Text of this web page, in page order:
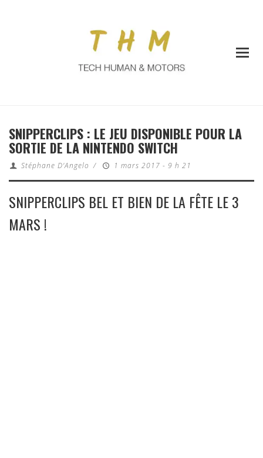
SNIPPERCLIPS : LE JEU DISPONIBLE POUR LA
SORTIE DE LA NINTENDO SWITCH
Stéphane D'Angelo / 1 mars 2017 - 9 h 21
SNIPPERCLIPS BEL ET BIEN DE LA FÊTE LE 3
MARS !